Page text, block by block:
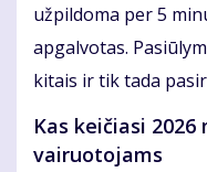
užpildoma per 5
apgalvotas.
kitais ir tik tada
Kas keičiasi
vairuotojams